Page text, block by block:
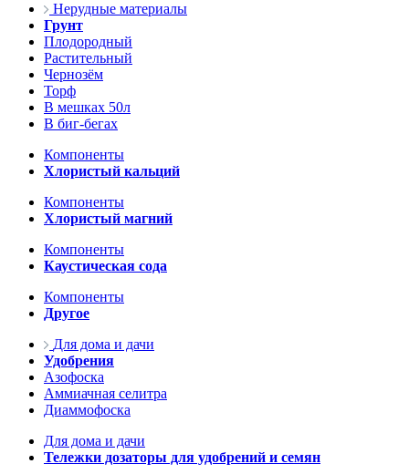
Нерудные материалы
Грунт
Плодородный
Растительный
Чернозём
Торф
В мешках 50л
В биг-бегах
Компоненты
Хлористый кальций
Компоненты
Хлористый магний
Компоненты
Каустическая сода
Компоненты
Другое
Для дома и дачи
Удобрения
Азофоска
Аммиачная селитра
Диаммофоска
Для дома и дачи
Тележки дозаторы для удобрений и семян